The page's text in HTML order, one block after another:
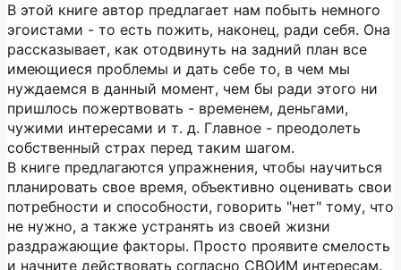
В этой книге автор предлагает нам побыть немного
эгоистами - то есть пожить, наконец, ради себя. Она
рассказывает, как отодвинуть на задний план все
имеющиеся проблемы и дать себе то, в чем мы
нуждаемся в данный момент, чем бы ради этого ни
пришлось пожертвовать - временем, деньгами,
чужими интересами и т. д. Главное - преодолеть
собственный страх перед таким шагом.
В книге предлагаются упражнения, чтобы научиться
планировать свое время, объективно оценивать свои
потребности и способности, говорить "нет" тому, что
не нужно, а также устранять из своей жизни
раздражающие факторы. Просто проявите смелость
и начните действовать согласно СВОИМ интересам.